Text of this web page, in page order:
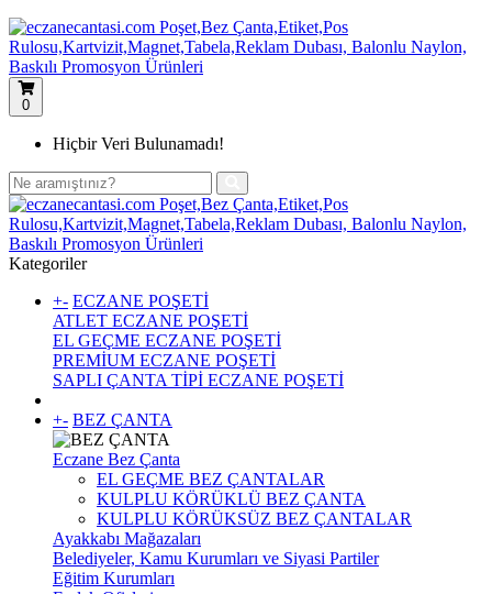
0
Hiçbir Veri Bulunamadı!
Kategoriler
+- ECZANE POŞETİ
ATLET ECZANE POŞETİ
EL GEÇME ECZANE POŞETİ
PREMİUM ECZANE POŞETİ
SAPLI ÇANTA TİPİ ECZANE POŞETİ
+- BEZ ÇANTA
Eczane Bez Çanta
EL GEÇME BEZ ÇANTALAR
KULPLU KÖRÜKLÜ BEZ ÇANTA
KULPLU KÖRÜKSÜZ BEZ ÇANTALAR
Ayakkabı Mağazaları
Belediyeler, Kamu Kurumları ve Siyasi Partiler
Eğitim Kurumları